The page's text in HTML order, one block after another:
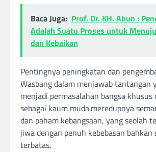
Baca Juga: Prof. Dr. KH. Abun :
Adalah Suatu Proses untuk
dan Kebaikan
Pentingnya peningkatan dan
Wasbang dalam menjawab tantangan
menjadi permasalahan bangsa
sebagai kaum muda.meredupnya
dan paham kebangsaan, yang seolah
jiwa dengan penuh kebebasan bahkan
terbatas.